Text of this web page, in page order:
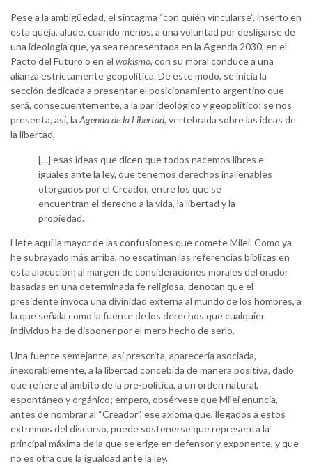
Pese a la ambigüedad, el sintagma “con quién vincularse”, inserto en
esta queja, alude, cuando menos, a una voluntad por desligarse de
una ideología que, ya sea representada en la Agenda 2030, en el
Pacto del Futuro o en el wokismo, con su moral conduce a una
alianza estrictamente geopolítica. De este modo, se inicia la
sección dedicada a presentar el posicionamiento argentino que
será, consecuentemente, a la par ideológico y geopolítico; se nos
presenta, así, la Agenda de la Libertad, vertebrada sobre las ideas de
la libertad,
[…] esas ideas que dicen que todos nacemos libres e
iguales ante la ley, que tenemos derechos inalienables
otorgados por el Creador, entre los que se
encuentran el derecho a la vida, la libertad y la
propiedad.
Hete aquí la mayor de las confusiones que comete Milei. Como ya
he subrayado más arriba, no escatiman las referencias bíblicas en
esta alocución; al margen de consideraciones morales del orador
basadas en una determinada fe religiosa, denotan que el
presidente invoca una divinidad externa al mundo de los hombres, a
la que señala como la fuente de los derechos que cualquier
individuo ha de disponer por el mero hecho de serlo.
Una fuente semejante, así prescrita, aparecería asociada,
inexorablemente, a la libertad concebida de manera positiva, dado
que refiere al ámbito de la pre-política, a un orden natural,
espontáneo y orgánico; empero, obsérvese que Milei enuncia,
antes de nombrar al “Creador”, ese axioma que, llegados a estos
extremos del discurso, puede sostenerse que representa la
principal máxima de la que se erige en defensor y exponente, y que
no es otra que la igualdad ante la ley.